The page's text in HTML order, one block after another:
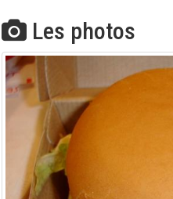
Les photos